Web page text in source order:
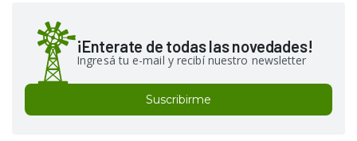
¡Enterate de todas las novedades!
Ingresá tu e-mail y recibí nuestro newsletter
Suscribirme